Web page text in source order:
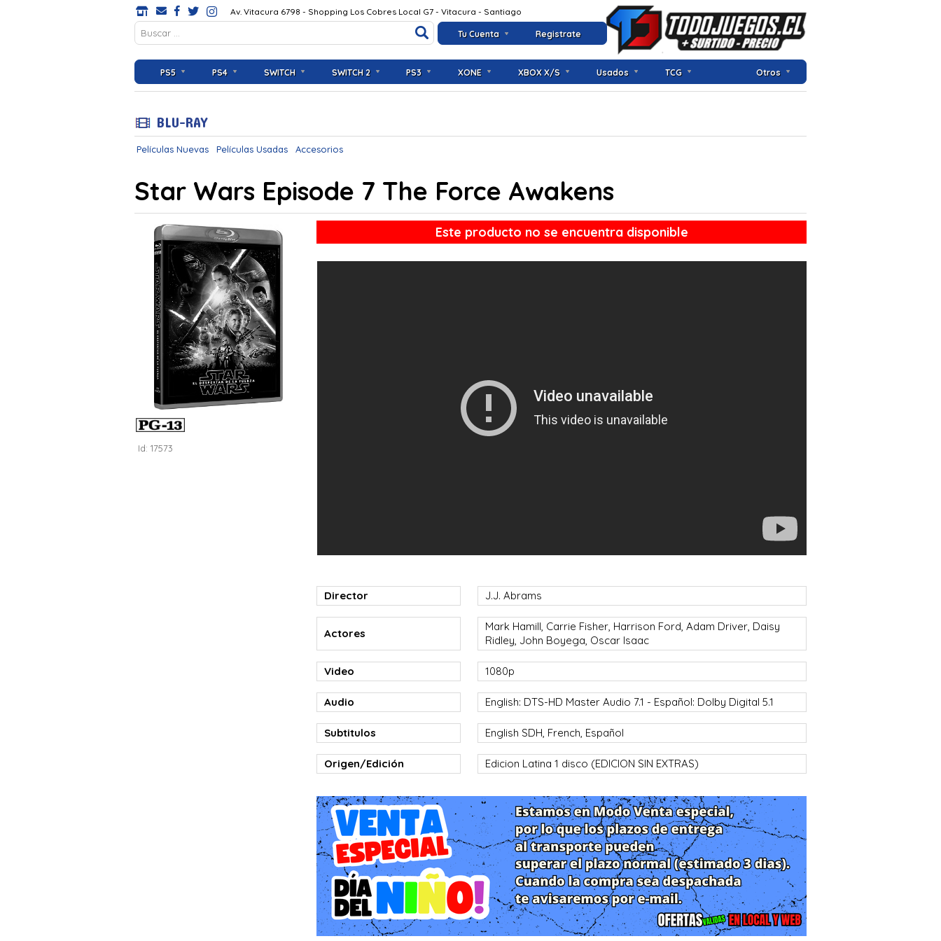
Tu Cuenta Registrate
Av. Vitacura 6798 - Shopping Los Cobres Local G7 - Vitacura - Santiago
PS5 PS4 SWITCH SWITCH 2 PS3 XONE XBOX X/S Usados TCG Otros
BLU-RAY
Películas Nuevas Películas Usadas Accesorios
Star Wars Episode 7 The Force Awakens
Id: 17573
Este producto no se encuentra disponible
Director J.J. Abrams
Actores
Mark Hamill, Carrie Fisher, Harrison Ford, Adam Driver, Daisy
Ridley, John Boyega, Oscar Isaac
Video 1080p
Audio English: DTS-HD Master Audio 7.1 - Español: Dolby Digital 5.1
Subtitulos English SDH, French, Español
Origen/Edición Edicion Latina 1 disco (EDICION SIN EXTRAS)